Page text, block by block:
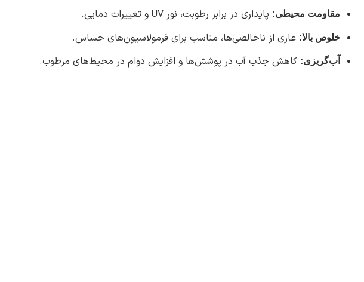
مقاومت محیطی: پایداری در برابر رطوبت، نور UV و تغییرات دمایی.
خلوص بالا: عاری از ناخالصی‌ها، مناسب برای فرمولاسیون‌های حساس.
آب‌گریزی: کاهش جذب آب در پوشش‌ها و افزایش دوام در محیط‌های مرطوب.